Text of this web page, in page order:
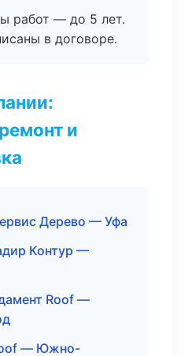
работ — до 5 лет.
в договоре.
и
Дерево — Уфа
Контур —
Roof —
— Южно-